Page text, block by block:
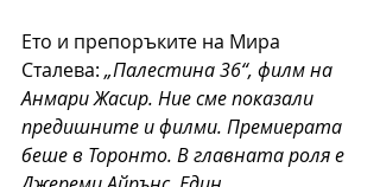
Ето и препоръките на Мира
Сталева: „Палестина 36“, филм на
Анмари Жасир. Ние сме показали
предишните и филми. Премиерата
беше в Торонто. В главната роля е